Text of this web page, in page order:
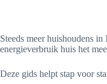
Steeds meer huishoudens
energieverbruik huis het
Deze gids helpt stap voor